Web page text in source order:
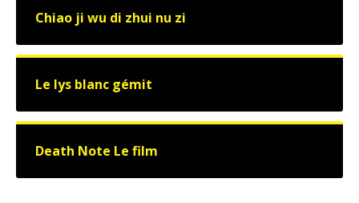
Chiao ji wu di zhui nu zi
Le lys blanc gémit
Death Note Le film